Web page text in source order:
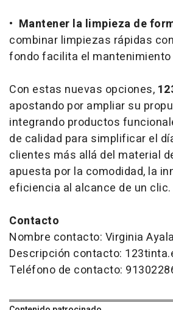
• Mantener la limpieza de
combinar limpiezas rápidas
fondo facilita el mantenimiento
Con estas nuevas opciones,
apostando por ampliar su
integrando productos
de calidad para simplificar el
clientes más allá del material
apuesta por la comodidad, la
eficiencia al alcance de un clic.
Contacto
Nombre contacto: Virginia Ayala
Descripción contacto:
Teléfono de contacto: